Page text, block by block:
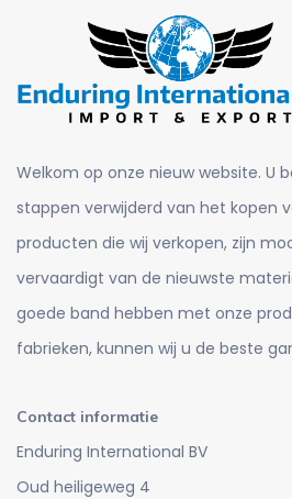
Welkom op onze nieuw website. U
stappen verwijderd van het kopen
producten die wij verkopen, zijn
vervaardigt van de nieuwste
goede band hebben met onze
fabrieken, kunnen wij u de beste
Contact informatie
Enduring International BV
Oud heiligeweg 4